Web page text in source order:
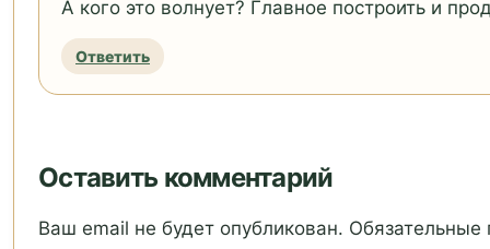
А кого это волнует? Главное построить и
Ответить
Оставить комментарий
Ваш email не будет опубликован. Обязательные